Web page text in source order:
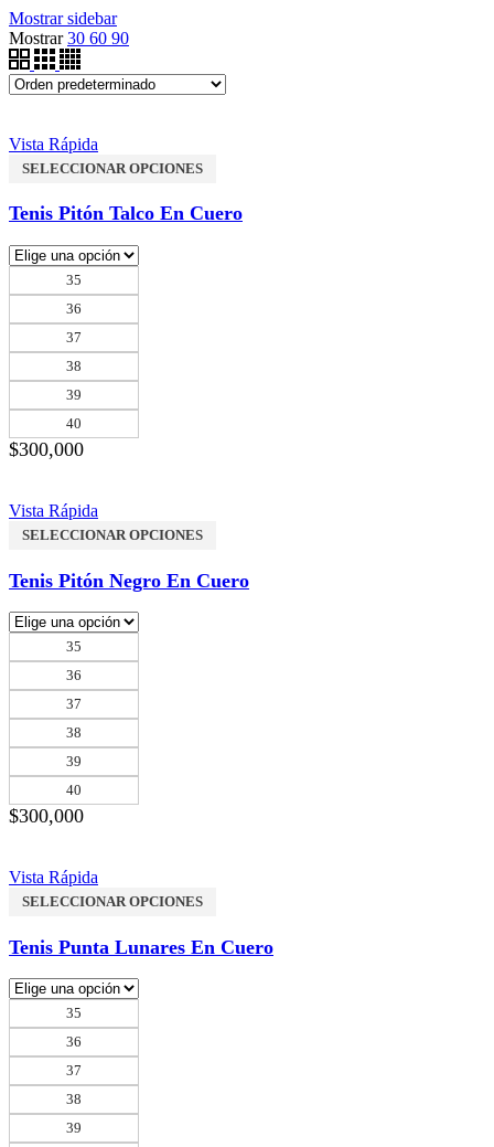
Mostrar sidebar
Mostrar30 60 90
Vista Rápida
SELECCIONAR OPCIONES
Tenis Pitón Talco En Cuero
35
36
37
38
39
40
$300,000
Vista Rápida
SELECCIONAR OPCIONES
Tenis Pitón Negro En Cuero
35
36
37
38
39
40
$300,000
Vista Rápida
SELECCIONAR OPCIONES
Tenis Punta Lunares En Cuero
35
36
37
38
39